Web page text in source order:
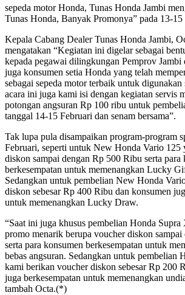
sepeda motor Honda, Tunas Honda Jambi
Tunas Honda, Banyak Promonya” pada 13-
Kepala Cabang Dealer Tunas Honda Jambi,
mengatakan “Kegiatan ini digelar sebagai
kepada pegawai dilingkungan Pemprov Jambi
juga konsumen setia Honda yang telah
sebagai sepeda motor terbaik untuk
acara ini juga kami isi dengan kegiatan servis
potongan angsuran Rp 100 ribu untuk
tanggal 14-15 Februari dan senam bersama”.
Tak lupa pula disampaikan program-program
Februari, seperti untuk New Honda Vario 125
diskon sampai dengan Rp 500 Ribu serta para
berkesempatan untuk memenangkan Lucky
Sedangkan untuk pembelian New Honda
diskon sebesar Rp 400 Ribu dan konsumen
untuk memenangkan Lucky Draw.
“Saat ini juga khusus pembelian Honda
promo menarik berupa voucher diskon
serta para konsumen berkesempatan untuk
bebas angsuran. Sedangkan untuk pembelian
kami berikan voucher diskon sebesar Rp 200
juga berkesempatan untuk memenangkan
tambah Octa.(*)